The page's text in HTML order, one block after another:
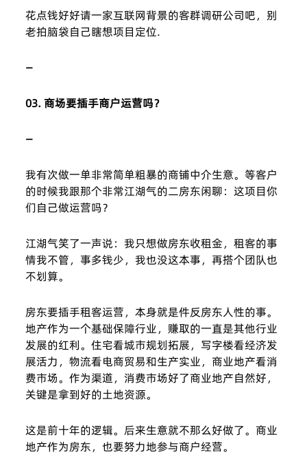
花点钱好好请一家互联网背景的客群调研公司吧，别
老拍脑袋自己瞎想项目定位.
—
03.商场要插手商户运营吗？
—
我有次做一单非常简单粗暴的商铺中介生意。等客户
的时候我跟那个非常江湖气的二房东闲聊：这项目你
们自己做运营吗？
江湖气笑了一声说：我只想做房东收租金，租客的事
情我不管，事多钱少，我也没这本事，再搭个团队也
不划算。
房东要插手租客运营，本身就是件反房东人性的事。
地产作为一个基础保障行业，赚取的一直是其他行业
发展的红利。住宅看城市规划拓展，写字楼看经济发
展活力，物流看电商贸易和生产实业，商业地产看消
费市场。作为渠道，消费市场好了商业地产自然好，
关键是拿到好的土地资源。
这是前十年的逻辑。后来生意就不那么好做了。商业
地产作为房东，也要努力地参与商户经营。